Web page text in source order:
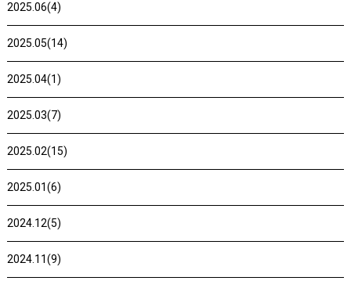
2025.06(4)
2025.05(14)
2025.04(1)
2025.03(7)
2025.02(15)
2025.01(6)
2024.12(5)
2024.11(9)